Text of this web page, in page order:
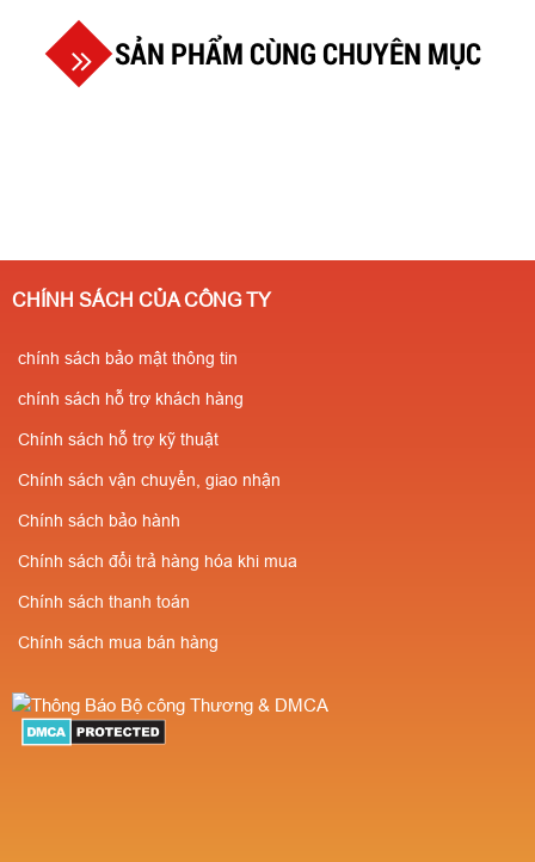
SẢN PHẨM CÙNG CHUYÊN MỤC
CHÍNH SÁCH CỦA CÔNG TY
chính sách bảo mật thông tin
chính sách hỗ trợ khách hàng
Chính sách hỗ trợ kỹ thuật
Chính sách vận chuyển, giao nhận
Chính sách bảo hành
Chính sách đổi trả hàng hóa khi mua
Chính sách thanh toán
Chính sách mua bán hàng